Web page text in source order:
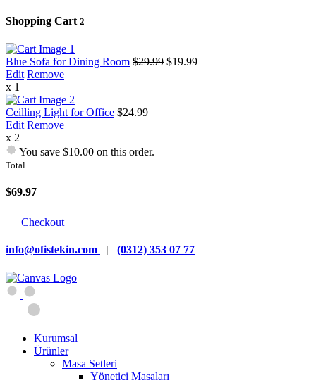
Shopping Cart 2
Blue Sofa for Dining Room $29.99 $19.99
Edit Remove
x 1
Ceilling Light for Office $24.99
Edit Remove
x 2
You save $10.00 on this order.
Total
$69.97
Checkout
info@ofistekin.com | (0312) 353 07 77
Kurumsal
Ürünler
Masa Setleri
Yönetici Masaları